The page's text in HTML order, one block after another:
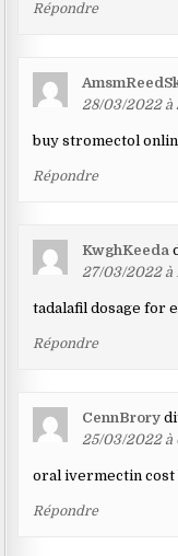
Répondre
28/03/2022 à
buy stromectol
Répondre
KwghKeeda
27/03/2022 à
tadalafil dosage for
Répondre
CennBrory
25/03/2022 à
oral ivermectin cost
Répondre